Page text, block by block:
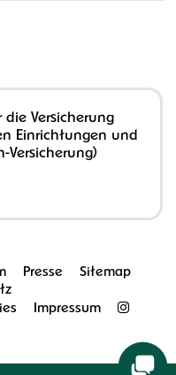
Versicherung
Einrichtungen und
Versicherung)
Presse
Sitemap
Impressum